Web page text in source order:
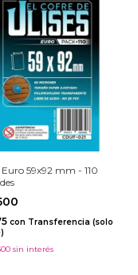
Euro 59x92 mm - 110
con Transferencia (solo
sin interés